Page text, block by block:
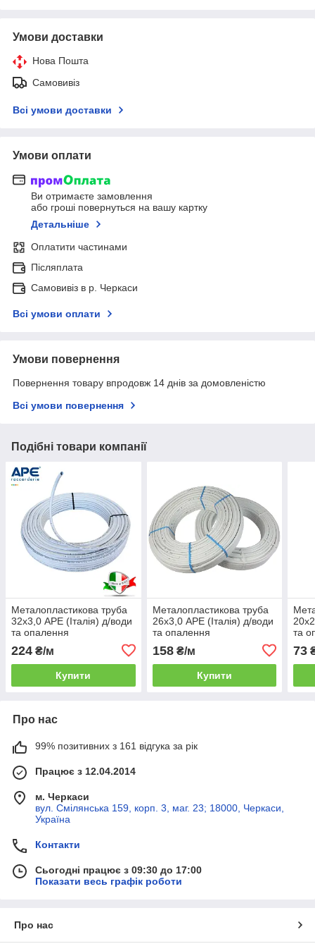
Умови доставки
Нова Пошта
Самовивіз
Всі умови доставки
Умови оплати
Ви отримаєте замовлення
або гроші повернуться на вашу картку
Детальніше
Оплатити частинами
Післяплата
Самовивіз в р. Черкаси
Всі умови оплати
Умови повернення
Повернення товару впродовж 14 днів за домовленістю
Всі умови повернення
Подібні товари компанії
Металопластикова труба
32х3,0 APE (Італія) д/води
та опалення
224 ₴/м
Купити
Металопластикова труба
26х3,0 APE (Італія) д/води
та опалення
158₴/м
Купити
та
73
Про нас
99% позитивних з 161 відгука за рік
Працює з 12.04.2014
м. Черкаси
вул. Смілянська 159, корп. 3, маг. 23; 18000, Черкаси,
Україна
Контакти
Сьогодні працює з 09:30 до 17:00
Показати весь графік роботи
Про нас